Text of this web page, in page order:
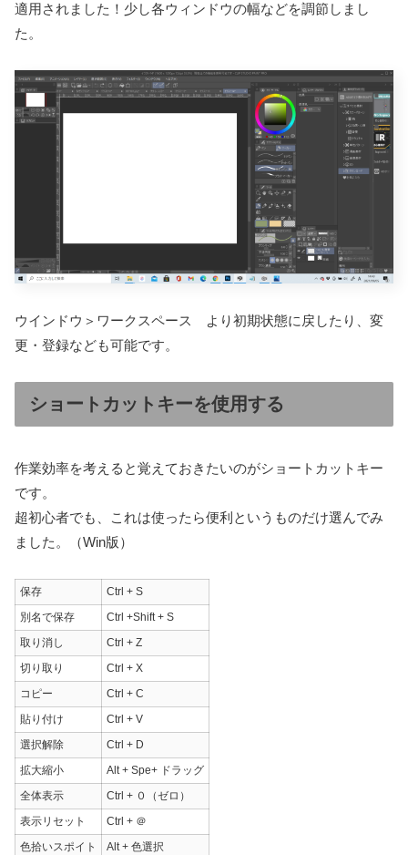
適用されました！少し各ウィンドウの幅などを調節しまし
た。
ウインドウ＞ワークスペース より初期状態に戻したり、変
更・登録なども可能です。
ショートカットキーを使用する
作業効率を考えると覚えておきたいのがショートカットキー
です。
超初心者でも、これは使ったら便利というものだけ選んでみ
ました。（Win版）
保存
Ctrl + S
別名で保存
Ctrl +Shift + S
取り消し
Ctrl + Z
切り取り
Ctrl + X
コピー
Ctrl + C
貼り付け
Ctrl + V
選択解除
Ctrl + D
拡大縮小
Alt + Spe+ ドラッグ
全体表示
Ctrl + ０（ゼロ）
表示リセット
Ctrl + ＠
色拾いスポイト
Alt + 色選択